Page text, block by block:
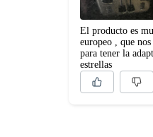
El producto es
europeo , que
para tener la
estrellas